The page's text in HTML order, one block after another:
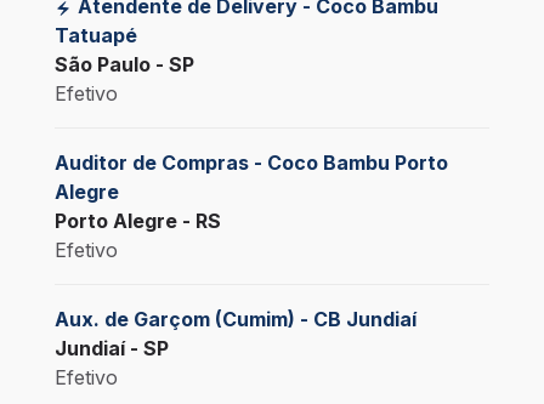
Atendente de Delivery - Coco Bambu
Tatuapé
São Paulo - SP
Efetivo
Auditor de Compras - Coco Bambu Porto
Alegre
Porto Alegre - RS
Efetivo
Aux. de Garçom (Cumim) - CB Jundiaí
Jundiaí - SP
Efetivo